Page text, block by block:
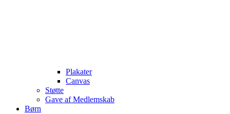
Plakater
Canvas
Støtte
Gave af Medlemskab
Børn